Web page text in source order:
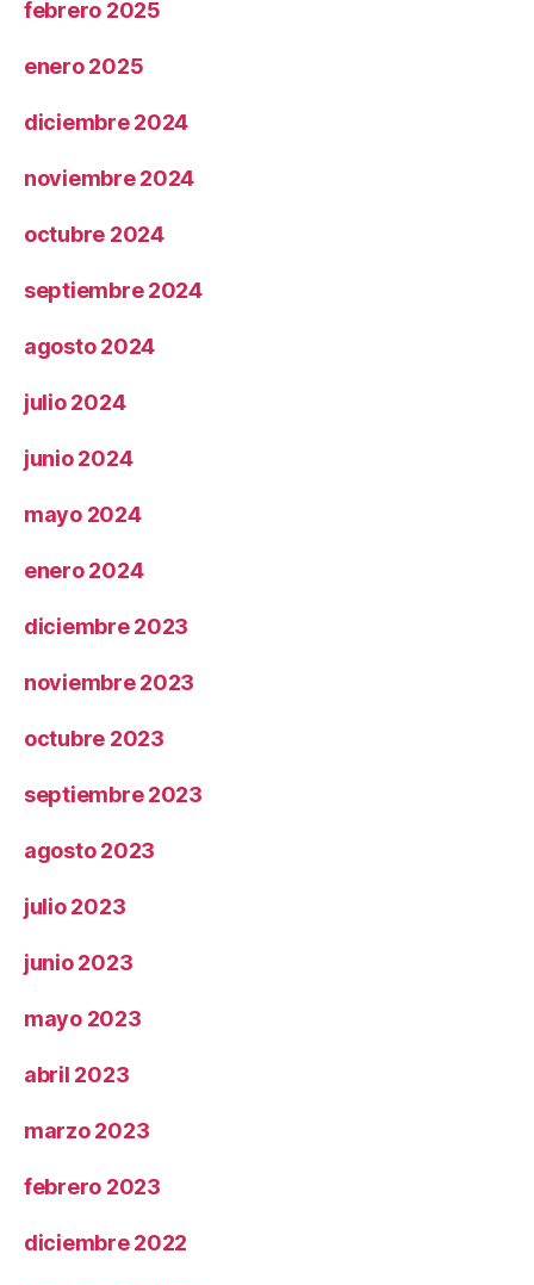
febrero 2025
enero 2025
diciembre 2024
noviembre 2024
octubre 2024
septiembre 2024
agosto 2024
julio 2024
junio 2024
mayo 2024
enero 2024
diciembre 2023
noviembre 2023
octubre 2023
septiembre 2023
agosto 2023
julio 2023
junio 2023
mayo 2023
abril 2023
marzo 2023
febrero 2023
diciembre 2022